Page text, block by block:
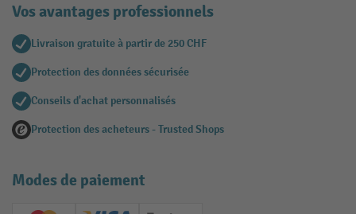
Vos avantages professionnels
Livraison gratuite à partir de 250 CHF
Protection des données sécurisée
Conseils d'achat personnalisés
Protection des acheteurs - Trusted Shops
Modes de paiement